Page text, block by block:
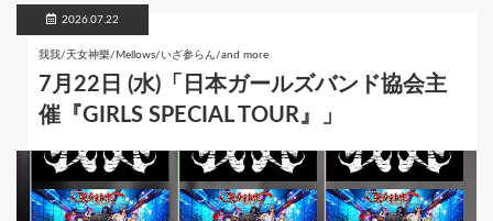
2026.07.22
我我/天女神樂/Mellows/いざ参らん/and more
7月22日 (水)「日本ガールズバンド協会主
催『GIRLS SPECIAL TOUR』」